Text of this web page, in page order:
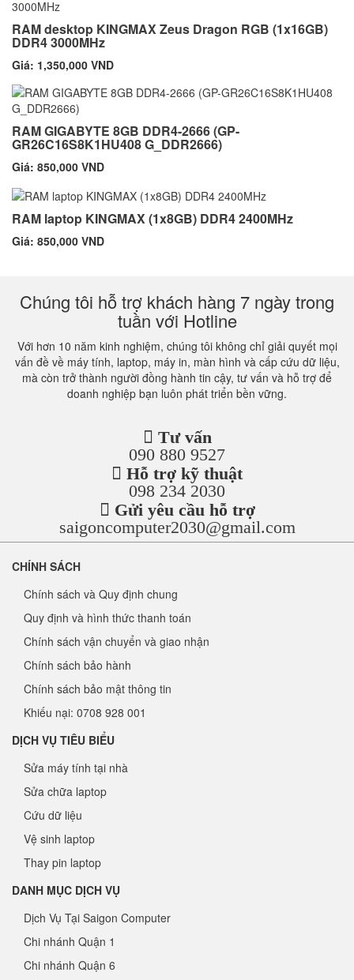
RAM desktop KINGMAX Zeus Dragon RGB (1x16GB)
DDR4 3000MHz
Giá: 1,350,000 VND
RAM GIGABYTE 8GB DDR4-2666 (GP-
GR26C16S8K1HU408 G_DDR2666)
Giá: 850,000 VND
RAM laptop KINGMAX (1x8GB) DDR4 2400MHz
Giá: 850,000 VND
Chúng tôi hỗ trợ khách hàng 7 ngày trong
tuần với Hotline
Với hơn 10 năm kinh nghiệm, chúng tôi không chỉ giải quyết mọi
vấn đề về máy tính, laptop, máy in, màn hình và cấp cứu dữ liệu,
mà còn trở thành người đồng hành tin cậy, tư vấn và hỗ trợ để
doanh nghiệp bạn luôn phát triển bền vững.
Tư vấn
090 880 9527
Hỗ trợ kỹ thuật
098 234 2030
Gửi yêu cầu hỗ trợ
saigoncomputer2030@gmail.com
CHÍNH SÁCH
Chính sách và Quy định chung
Quy định và hình thức thanh toán
Chính sách vận chuyển và giao nhận
Chính sách bảo hành
Chính sách bảo mật thông tin
Khiếu nại: 0708 928 001
DỊCH VỤ TIÊU BIỂU
Sửa máy tính tại nhà
Sửa chữa laptop
Cứu dữ liệu
Vệ sinh laptop
Thay pin laptop
DANH MỤC DỊCH VỤ
Dịch Vụ Tại Saigon Computer
Chi nhánh Quận 1
Chi nhánh Quận 6